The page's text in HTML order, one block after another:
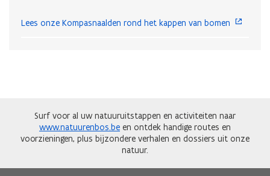
Lees onze Kompasnaalden rond het kappen van bomen
Surf voor al uw natuuruitstappen en activiteiten naar
www.natuurenbos.be en ontdek handige routes en
voorzieningen, plus bijzondere verhalen en dossiers uit onze
natuur.